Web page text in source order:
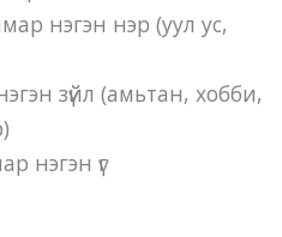
нэгэн нэр (уул ус,
зүйл (амьтан, хобби,
нэгэн үг